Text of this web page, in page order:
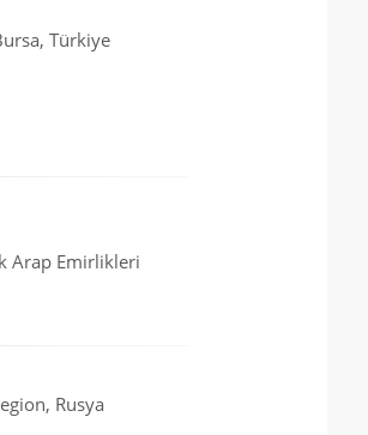
Türkiye
Arap Emirlikleri
Rusya